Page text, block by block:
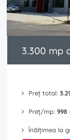
3.300 mp
Preț total:
Preț/mp: 998
Înălțimea la